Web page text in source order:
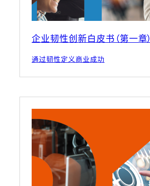
企业韧性创新白皮书（第一章）
通过韧性定义商业成功